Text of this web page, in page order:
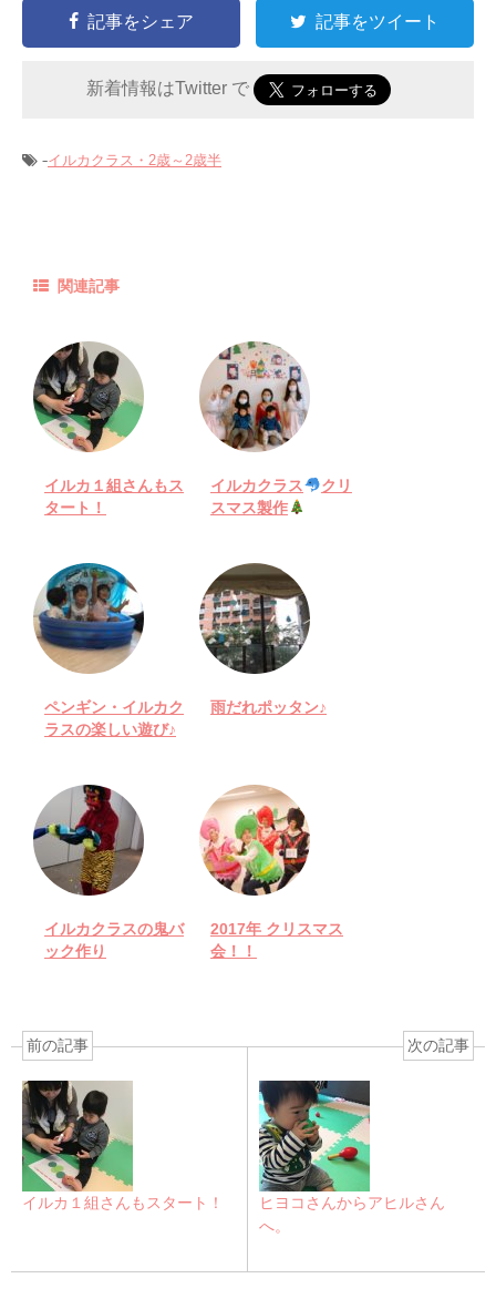
記事をシェア 記事をツイート
新着情報はTwitter で
-イルカクラス・2歳～2歳半
関連記事
イルカ１組さんもス
タート！
イルカクラス
クリ
スマス製作
ペンギン・イルカク
ラスの楽しい遊び♪
雨だれポッタン♪
イルカクラスの鬼バ
ック作り
2017年 クリスマス
会！！
前の記事
イルカ１組さんもスタート！
次の記事
ヒヨコさんからアヒルさん
へ。